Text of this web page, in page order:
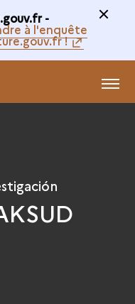
-
à l'enquête
!
MENÚ